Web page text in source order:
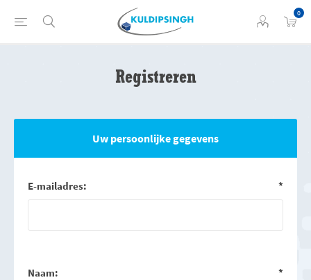
0
Registreren
Uw persoonlijke gegevens
E-mailadres: *
Naam: *